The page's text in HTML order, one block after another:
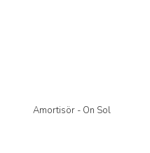
Amortisör - Ön Sol